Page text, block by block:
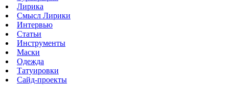
Лирика
Смысл Лирики
Интервью
Статьи
Инструменты
Маски
Одежда
Татуировки
Сайд-проекты